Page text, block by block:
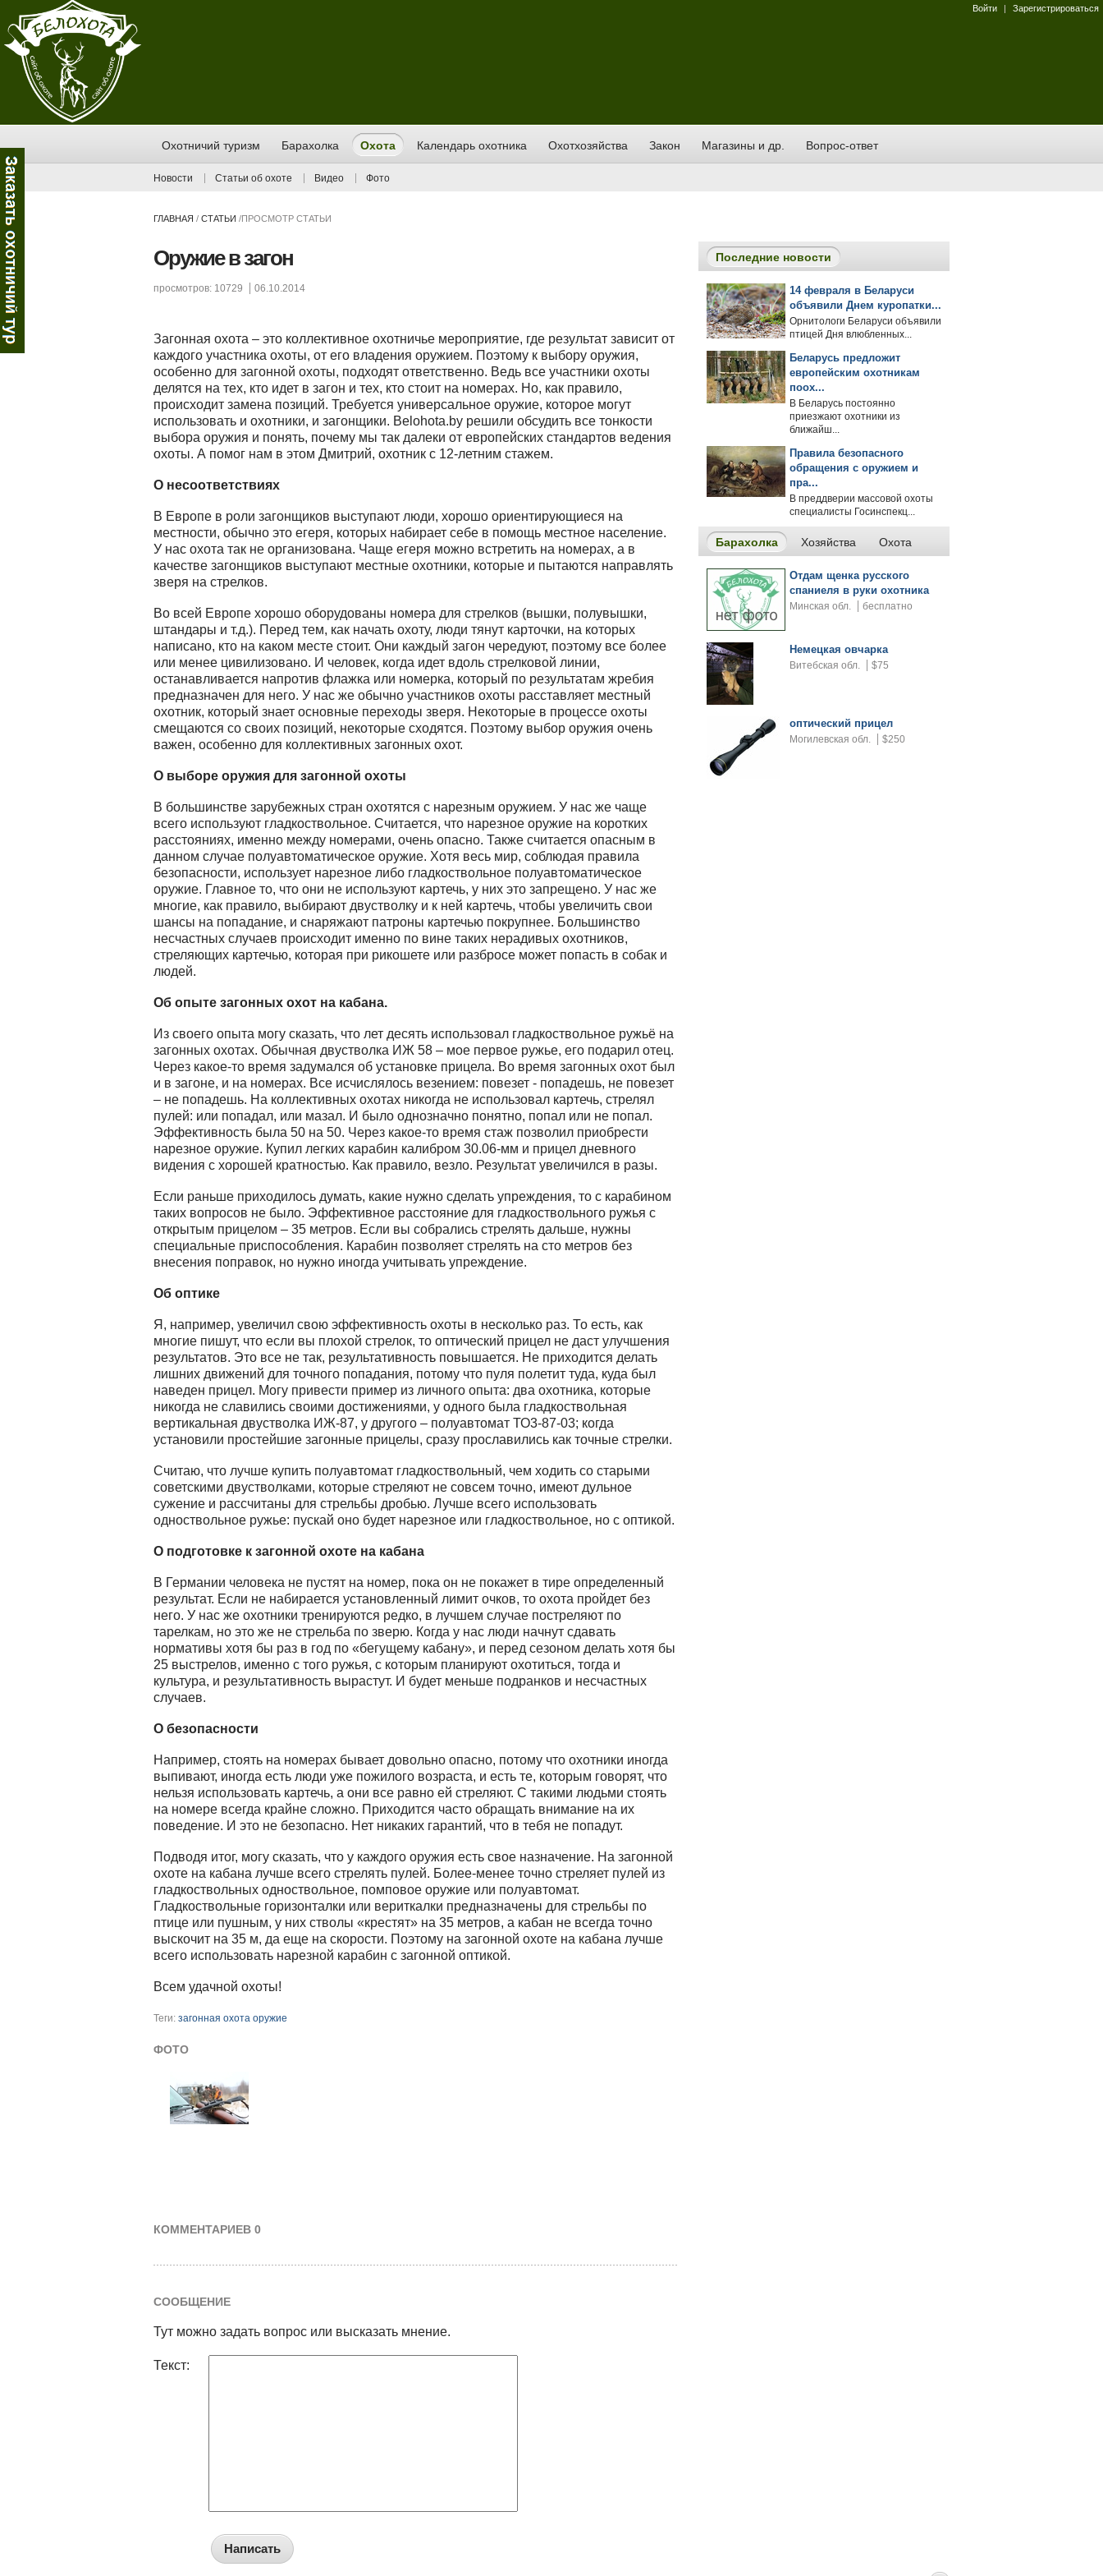
Войти | Зарегистрироваться
Охотничий туризм Барахолка Охота Календарь охотника Охотхозяйства Закон Магазины и др. Вопрос-ответ
Новости Статьи об охоте Видео Фото
ГЛАВНАЯ / СТАТЬИ /ПРОСМОТР СТАТЬИ
Оружие в загон
просмотров: 10729 06.10.2014
Загонная охота – это коллективное охотничье мероприятие, где результат зависит от
каждого участника охоты, от его владения оружием. Поэтому к выбору оружия,
особенно для загонной охоты, подходят ответственно. Ведь все участники охоты
делятся на тех, кто идет в загон и тех, кто стоит на номерах. Но, как правило,
происходит замена позиций. Требуется универсальное оружие, которое могут
использовать и охотники, и загонщики. Belohota.by решили обсудить все тонкости
выбора оружия и понять, почему мы так далеки от европейских стандартов ведения
охоты. А помог нам в этом Дмитрий, охотник с 12-летним стажем.
О несоответствиях
В Европе в роли загонщиков выступают люди, хорошо ориентирующиеся на
местности, обычно это егеря, которых набирает себе в помощь местное население.
У нас охота так не организована. Чаще егеря можно встретить на номерах, а в
качестве загонщиков выступают местные охотники, которые и пытаются направлять
зверя на стрелков.
Во всей Европе хорошо оборудованы номера для стрелков (вышки, полувышки,
штандары и т.д.). Перед тем, как начать охоту, люди тянут карточки, на которых
написано, кто на каком месте стоит. Они каждый загон чередуют, поэтому все более
или менее цивилизовано. И человек, когда идет вдоль стрелковой линии,
останавливается напротив флажка или номерка, который по результатам жребия
предназначен для него. У нас же обычно участников охоты расставляет местный
охотник, который знает основные переходы зверя. Некоторые в процессе охоты
смещаются со своих позиций, некоторые сходятся. Поэтому выбор оружия очень
важен, особенно для коллективных загонных охот.
О выборе оружия для загонной охоты
В большинстве зарубежных стран охотятся с нарезным оружием. У нас же чаще
всего используют гладкоствольное. Считается, что нарезное оружие на коротких
расстояниях, именно между номерами, очень опасно. Также считается опасным в
данном случае полуавтоматическое оружие. Хотя весь мир, соблюдая правила
безопасности, использует нарезное либо гладкоствольное полуавтоматическое
оружие. Главное то, что они не используют картечь, у них это запрещено. У нас же
многие, как правило, выбирают двустволку и к ней картечь, чтобы увеличить свои
шансы на попадание, и снаряжают патроны картечью покрупнее. Большинство
несчастных случаев происходит именно по вине таких нерадивых охотников,
стреляющих картечью, которая при рикошете или разбросе может попасть в собак и
людей.
Об опыте загонных охот на кабана.
Из своего опыта могу сказать, что лет десять использовал гладкоствольное ружьё на
загонных охотах. Обычная двустволка ИЖ 58 – мое первое ружье, его подарил отец.
Через какое-то время задумался об установке прицела. Во время загонных охот был
и в загоне, и на номерах. Все исчислялось везением: повезет - попадешь, не повезет
– не попадешь. На коллективных охотах никогда не использовал картечь, стрелял
пулей: или попадал, или мазал. И было однозначно понятно, попал или не попал.
Эффективность была 50 на 50. Через какое-то время стаж позволил приобрести
нарезное оружие. Купил легких карабин калибром 30.06-мм и прицел дневного
видения с хорошей кратностью. Как правило, везло. Результат увеличился в разы.
Если раньше приходилось думать, какие нужно сделать упреждения, то с карабином
таких вопросов не было. Эффективное расстояние для гладкоствольного ружья с
открытым прицелом – 35 метров. Если вы собрались стрелять дальше, нужны
специальные приспособления. Карабин позволяет стрелять на сто метров без
внесения поправок, но нужно иногда учитывать упреждение.
Об оптике
Я, например, увеличил свою эффективность охоты в несколько раз. То есть, как
многие пишут, что если вы плохой стрелок, то оптический прицел не даст улучшения
результатов. Это все не так, результативность повышается. Не приходится делать
лишних движений для точного попадания, потому что пуля полетит туда, куда был
наведен прицел. Могу привести пример из личного опыта: два охотника, которые
никогда не славились своими достижениями, у одного была гладкоствольная
вертикальная двустволка ИЖ-87, у другого – полуавтомат ТО3-87-03; когда
установили простейшие загонные прицелы, сразу прославились как точные стрелки.
Считаю, что лучше купить полуавтомат гладкоствольный, чем ходить со старыми
советскими двустволками, которые стреляют не совсем точно, имеют дульное
сужение и рассчитаны для стрельбы дробью. Лучше всего использовать
одноствольное ружье: пускай оно будет нарезное или гладкоствольное, но с оптикой.
О подготовке к загонной охоте на кабана
В Германии человека не пустят на номер, пока он не покажет в тире определенный
результат. Если не набирается установленный лимит очков, то охота пройдет без
него. У нас же охотники тренируются редко, в лучшем случае постреляют по
тарелкам, но это же не стрельба по зверю. Когда у нас люди начнут сдавать
нормативы хотя бы раз в год по «бегущему кабану», и перед сезоном делать хотя бы
25 выстрелов, именно с того ружья, с которым планируют охотиться, тогда и
культура, и результативность вырастут. И будет меньше подранков и несчастных
случаев.
О безопасности
Например, стоять на номерах бывает довольно опасно, потому что охотники иногда
выпивают, иногда есть люди уже пожилого возраста, и есть те, которым говорят, что
нельзя использовать картечь, а они все равно ей стреляют. С такими людьми стоять
на номере всегда крайне сложно. Приходится часто обращать внимание на их
поведение. И это не безопасно. Нет никаких гарантий, что в тебя не попадут.
Подводя итог, могу сказать, что у каждого оружия есть свое назначение. На загонной
охоте на кабана лучше всего стрелять пулей. Более-менее точно стреляет пулей из
гладкоствольных одноствольное, помповое оружие или полуавтомат.
Гладкоствольные горизонталки или вериткалки предназначены для стрельбы по
птице или пушным, у них стволы «крестят» на 35 метров, а кабан не всегда точно
выскочит на 35 м, да еще на скорости. Поэтому на загонной охоте на кабана лучше
всего использовать нарезной карабин с загонной оптикой.
Всем удачной охоты!
Теги: загонная охота оружие
ФОТО
КОММЕНТАРИЕВ 0
СООБЩЕНИЕ
Тут можно задать вопрос или высказать мнение.
Текст:
Написать
Последние новости
14 февраля в Беларуси
объявили Днем куропатки...
Орнитологи Беларуси объявили
птицей Дня влюбленных...
Беларусь предложит
европейским охотникам
поох...
В Беларусь постоянно
приезжают охотники из
ближайш...
Правила безопасного
обращения с оружием и
пра...
В преддверии массовой охоты
специалисты Госинспекц...
Барахолка Хозяйства Охота
Отдам щенка русского
спаниеля в руки охотника
Минская обл. бесплатно
Немецкая овчарка
Витебская обл. $75
оптический прицел
Могилевская обл. $250